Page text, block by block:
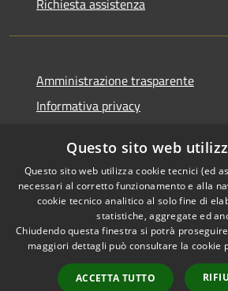
Richiesta assistenza
Amministrazione trasparente
Informativa privacy
Dichiarazione di accessibilità
RSS
Accessibilità
Questo sito web
Questo sito web utilizza cookie tecnici (ed
necessari al corretto funzionamento e alla
cookie tecnico analitico al solo fine di
statistiche, aggregate ed
Chiudendo questa finestra si potrà
maggiori dettagli può consultare la cookie
ACCETTA TUTTO